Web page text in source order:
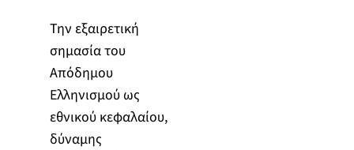
Την εξαιρετική
σημασία του
Απόδημου
Ελληνισμού ως
εθνικού κεφαλαίου,
δύναμης